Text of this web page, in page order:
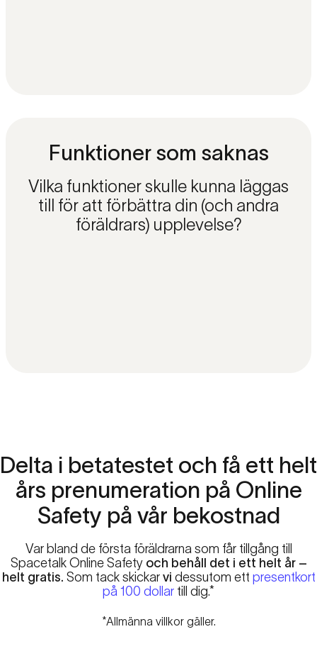
Funktioner som saknas
Vilka funktioner skulle kunna läggas
till för att förbättra din (och andra
föräldrars) upplevelse?
Delta i betatestet och få ett helt
års prenumeration på Online
Safety på vår bekostnad
Var bland de första föräldrarna som får tillgång till
Spacetalk Online Safety och behåll det i ett helt år –
helt gratis. Som tack skickar vi dessutom ett presentkort
på 100 dollar till dig.*
*Allmänna villkor gäller.